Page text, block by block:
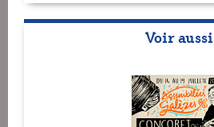
Voir aussi